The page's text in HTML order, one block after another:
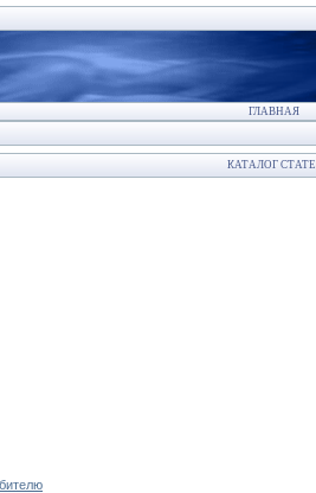
ГЛАВНАЯ
КАТАЛОГ